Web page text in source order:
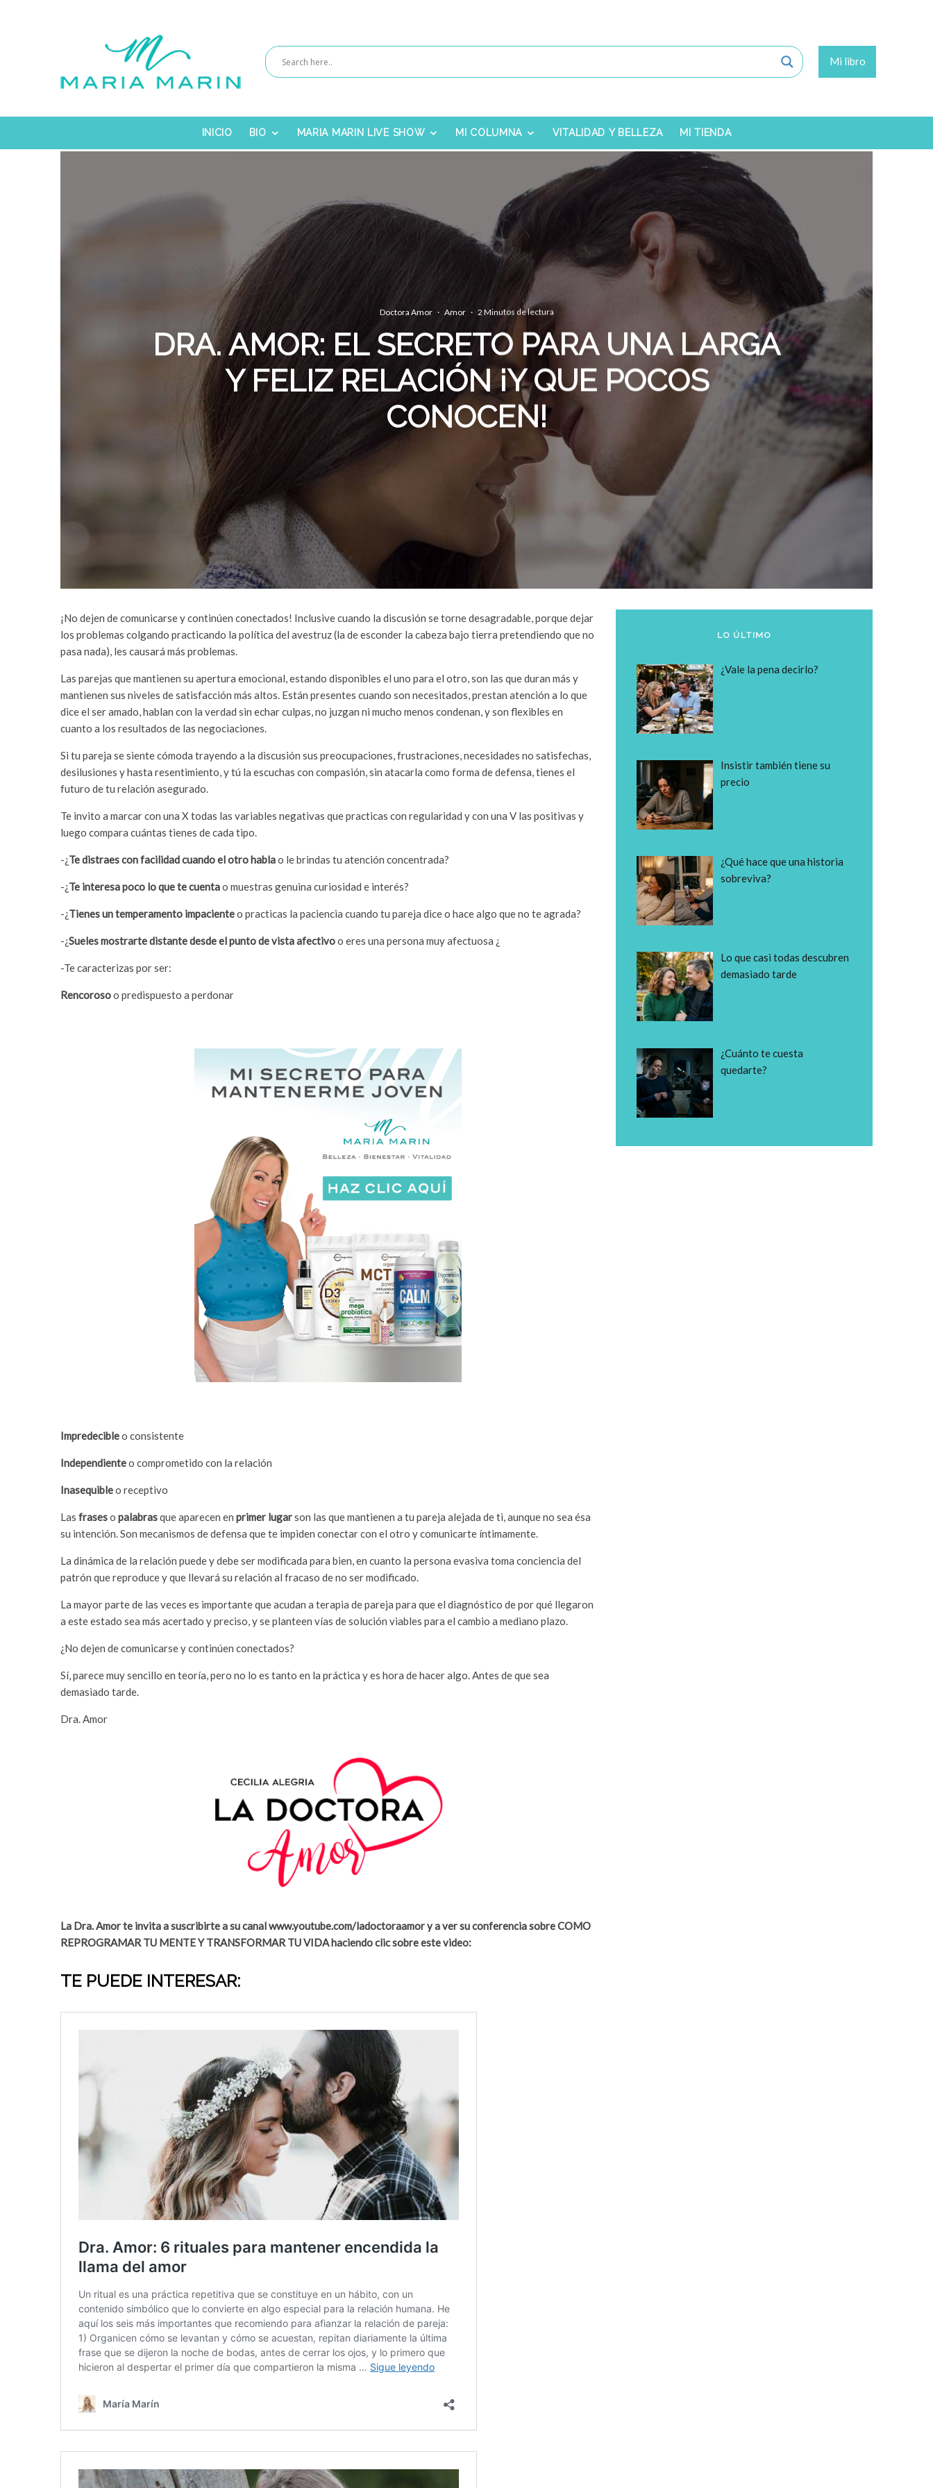
Mi libro
INICIO BIO MARIA MARIN LIVE SHOW MI COLUMNA VITALIDAD Y BELLEZA MI TIENDA
Doctora Amor · Amor · 2 Minutos de lectura
DRA. AMOR: EL SECRETO PARA UNA LARGA
Y FELIZ RELACIÓN ¡Y QUE POCOS
CONOCEN!
¡No dejen de comunicarse y continúen conectados! Inclusive cuando la discusión se torne desagradable, porque dejar
los problemas colgando practicando la política del avestruz (la de esconder la cabeza bajo tierra pretendiendo que no
pasa nada), les causará más problemas.
Las parejas que mantienen su apertura emocional, estando disponibles el uno para el otro, son las que duran más y
mantienen sus niveles de satisfacción más altos. Están presentes cuando son necesitados, prestan atención a lo que
dice el ser amado, hablan con la verdad sin echar culpas, no juzgan ni mucho menos condenan, y son flexibles en
cuanto a los resultados de las negociaciones.
Si tu pareja se siente cómoda trayendo a la discusión sus preocupaciones, frustraciones, necesidades no satisfechas,
desilusiones y hasta resentimiento, y tú la escuchas con compasión, sin atacarla como forma de defensa, tienes el
futuro de tu relación asegurado.
Te invito a marcar con una X todas las variables negativas que practicas con regularidad y con una V las positivas y
luego compara cuántas tienes de cada tipo.
-¿Te distraes con facilidad cuando el otro hablao le brindas tu atención concentrada?
-¿Te interesa poco lo que te cuentao muestras genuina curiosidad e interés?
-¿Tienes un temperamento impacienteo practicas la paciencia cuando tu pareja dice o hace algo que no te agrada?
-¿Sueles mostrarte distante desde el punto de vista afectivoo eres una persona muy afectuosa ¿
-Te caracterizas por ser:
Rencorosoo predispuesto a perdonar
Impredecibleo consistente
Independienteo comprometido con la relación
Inasequibleo receptivo
Las fraseso palabrasque aparecen en primer lugarson las que mantienen a tu pareja alejada de ti, aunque no sea ésa
su intención. Son mecanismos de defensa que te impiden conectar con el otro y comunicarte íntimamente.
La dinámica de la relación puede y debe ser modificada para bien, en cuanto la persona evasiva toma conciencia del
patrón que reproduce y que llevará su relación al fracaso de no ser modificado.
La mayor parte de las veces es importante que acudan a terapia de pareja para que el diagnóstico de por qué llegaron
a este estado sea más acertado y preciso, y se planteen vías de solución viables para el cambio a mediano plazo.
¿No dejen de comunicarse y continúen conectados?
Sí, parece muy sencillo en teoría, pero no lo es tanto en la práctica y es hora de hacer algo. Antes de que sea
demasiado tarde.
Dra. Amor
La Dra. Amor te invita a suscribirte a su canal www.youtube.com/ladoctoraamor y a ver su conferencia sobre COMO
REPROGRAMAR TU MENTE Y TRANSFORMAR TU VIDA haciendo clic sobre este video:
TE PUEDE INTERESAR:
LO ÚLTIMO
¿Vale la pena decirlo?
Insistir también tiene su
precio
¿Qué hace que una historia
sobreviva?
Lo que casi todas descubren
demasiado tarde
¿Cuánto te cuesta
quedarte?